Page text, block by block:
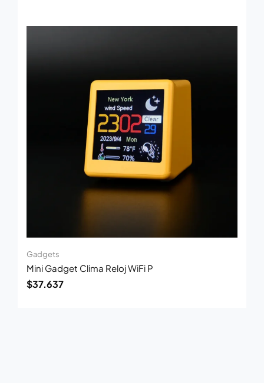
Gadgets
Mini Gadget Clima Reloj WiFi P
$37.637